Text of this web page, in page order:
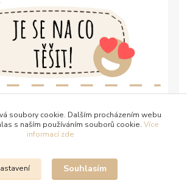
soubory cookie. Dalším procházením webu
s naším používáním souborů cookie. Více
informací zde
Souhlasím